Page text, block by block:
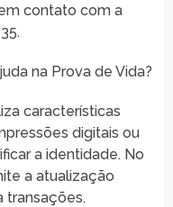
contato com a
na Prova de Vida?
características
digitais ou
a identidade. No
a atualização
transações.